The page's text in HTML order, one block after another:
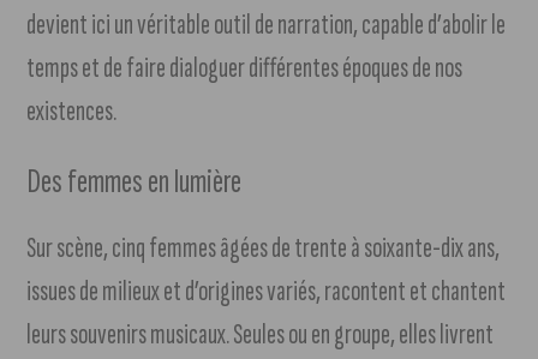
devient ici un véritable outil de narration, capable d’abolir le
temps et de faire dialoguer différentes époques de nos
existences.
Des femmes en lumière
Sur scène, cinq femmes âgées de trente à soixante-dix ans,
issues de milieux et d’origines variés, racontent et chantent
leurs souvenirs musicaux. Seules ou en groupe, elles livrent